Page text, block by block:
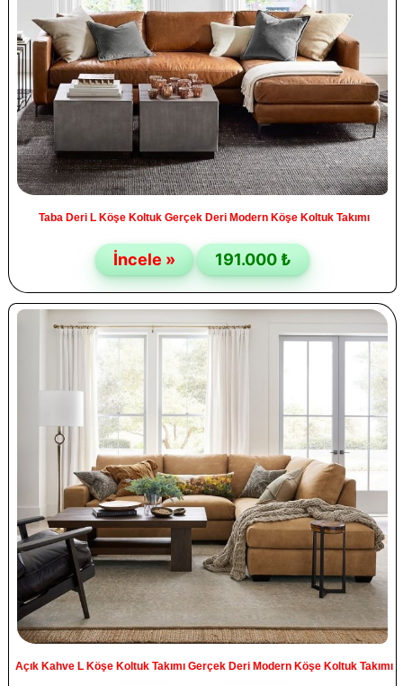
Taba Deri L Köşe Koltuk Gerçek Deri Modern Köşe Koltuk Takımı
İncele » 191.000 ₺
Açık Kahve L Köşe Koltuk Takımı Gerçek Deri Modern Köşe Koltuk Takımı